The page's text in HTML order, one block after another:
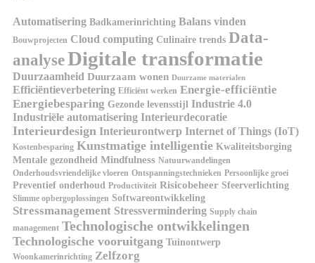
Automatisering Badkamerinrichting Balans vinden
Bouwprojecten Cloud computing Culinaire trends Data-
analyseDigitale transformatie
Duurzaamheid Duurzaam wonen Duurzame materialen
Efficiëntieverbetering Efficiënt werken Energie-efficiëntie
Energiebesparing Gezonde levensstijl Industrie 4.0
Industriële automatisering Interieurdecoratie
Interieurdesign Interieurontwerp Internet of Things (IoT)
Kostenbesparing Kunstmatige intelligentie Kwaliteitsborging
Mentale gezondheid Mindfulness Natuurwandelingen
Onderhoudsvriendelijke vloeren Ontspanningstechnieken Persoonlijke groei
Preventief onderhoud Productiviteit Risicobeheer Sfeerverlichting
Slimme opbergoplossingen Softwareontwikkeling
Stressmanagement Stressvermindering Supply chain
management Technologische ontwikkelingen
Technologische vooruitgang Tuinontwerp
Woonkamerinrichting Zelfzorg